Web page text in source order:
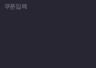
쿠폰입력